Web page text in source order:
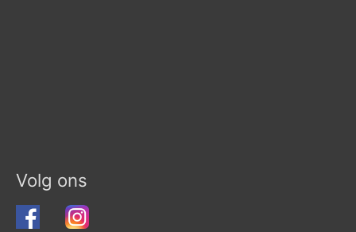
Volg ons